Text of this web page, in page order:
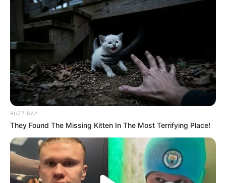
BUZZ DAY
They Found The Missing Kitten In The Most Terrifying Place!